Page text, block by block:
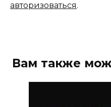
авторизоваться.
Вам также